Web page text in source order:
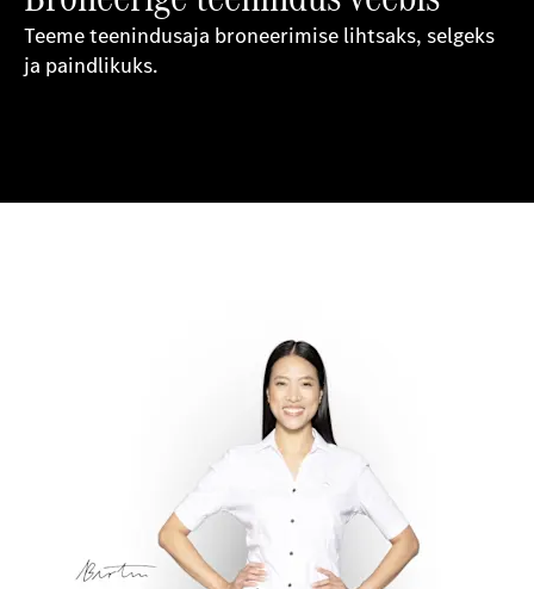
Teeme teenindusaja broneerimise lihtsaks, selgeks
ja paindlikuks.